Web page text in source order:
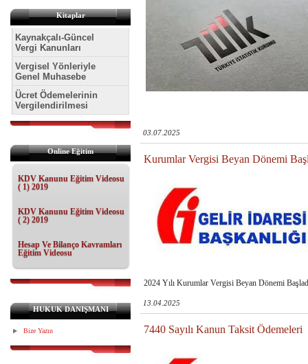
Kitaplar
Kaynakçalı-Güncel
Vergi Kanunları
Vergisel Yönleriyle
Genel Muhasebe
Ücret Ödemelerinin
Vergilendirilmesi
Online Eğitim
KDV Kanunu Eğitim Videosu
( 1) 2019
KDV Kanunu Eğitim Videosu
( 2) 2019
Hesap Ve Bilanço Kavramları
Eğitim Videosu
HUKUK DANIŞMANI
Bize Yazın
03.07.2025
Kurumlar Vergisi Beyan Dönemi
2024 Yılı Kurumlar Vergisi Beyan Dönemi
13.04.2025
7440 Sayılı Kanun Taksit Ödemeleri